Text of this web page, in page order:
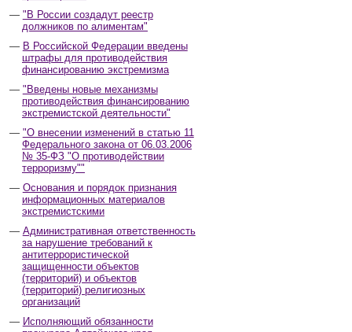
"В России создадут реестр
должников по алиментам"
В Российской Федерации введены
штрафы для противодействия
финансированию экстремизма
"Введены новые механизмы
противодействия финансированию
экстремистской деятельности"
"О внесении изменений в статью 11
Федерального закона от 06.03.2006
№ 35-ФЗ "О противодействии
терроризму""
Основания и порядок признания
информационных материалов
экстремистскими
Административная ответственность
за нарушение требований к
антитеррористической
защищенности объектов
(территорий) и объектов
(территорий) религиозных
организаций
Исполняющий обязанности